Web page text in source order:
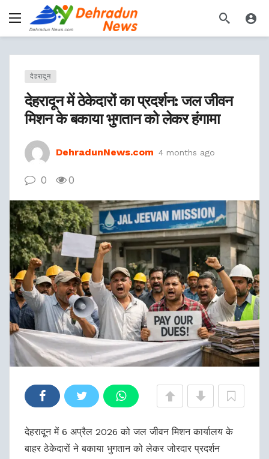
देहरादून
देहरादून में ठेकेदारों का प्रदर्शन: जल जीवन
मिशन के बकाया भुगतान को लेकर हंगामा
DehradunNews.com 4 months ago
0 0
देहरादून में 6 अप्रैल 2026 को जल जीवन मिशन कार्यालय के
बाहर ठेकेदारों ने बकाया भुगतान को लेकर जोरदार प्रदर्शन